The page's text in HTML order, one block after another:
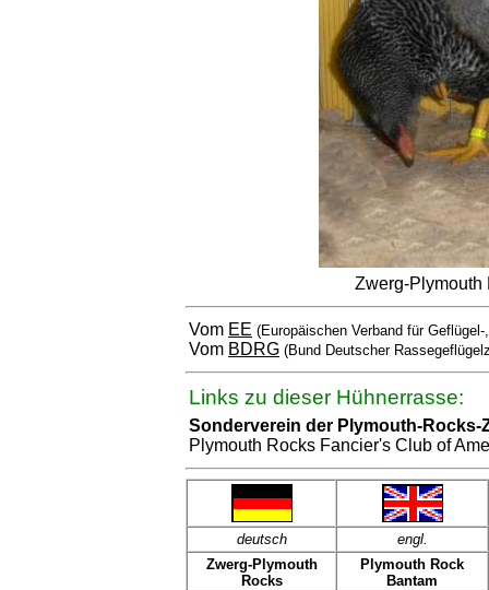
Zwerg-Plymouth
Vom EE (Europäischen Verband für
Vom BDRG (Bund Deutscher
Links zu dieser Hühnerrasse:
Sonderverein der Plymouth-
Plymouth Rocks Fancier's Club of
deutsch
engl.
Zwerg-Plymouth
Rocks
Plymouth Rock
Bantam